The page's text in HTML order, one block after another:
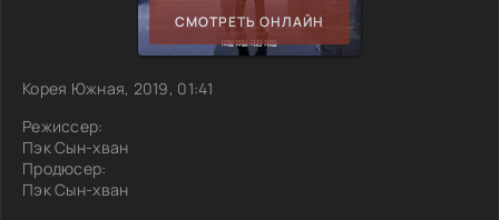
СМОТРЕТЬ ОНЛАЙН
Корея Южная, 2019, 01:41
Режиссер:
Пэк Сын-хван
Продюсер:
Пэк Сын-хван